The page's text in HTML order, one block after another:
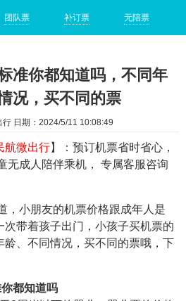
团队票 补订票 无陪票
准你都知道吗，不同年
况，买不同的票
行 日期：2024/5/11 10:08:49
航微出行】：预订机票省时省心，
无成人陪伴乘机， 专属客服咨询
小朋友的机票价格跟成年人是
带着孩子出门，小孩子买机票的
龄、不同情况，买不同的票哦，下
都知道吗